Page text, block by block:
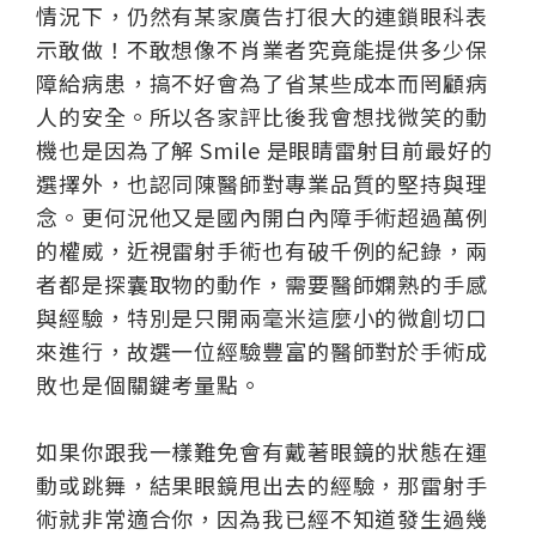
情況下，仍然有某家廣告打很大的連鎖眼科表
示敢做！不敢想像不肖業者究竟能提供多少保
障給病患，搞不好會為了省某些成本而罔顧病
人的安全。所以各家評比後我會想找微笑的動
機也是因為了解 Smile 是眼睛雷射目前最好的
選擇外，也認同陳醫師對專業品質的堅持與理
念。更何況他又是國內開白內障手術超過萬例
的權威，近視雷射手術也有破千例的紀錄，兩
者都是探囊取物的動作，需要醫師嫻熟的手感
與經驗，特別是只開兩毫米這麼小的微創切口
來進行，故選一位經驗豐富的醫師對於手術成
敗也是個關鍵考量點。
如果你跟我一樣難免會有戴著眼鏡的狀態在運
動或跳舞，結果眼鏡甩出去的經驗，那雷射手
術就非常適合你，因為我已經不知道發生過幾